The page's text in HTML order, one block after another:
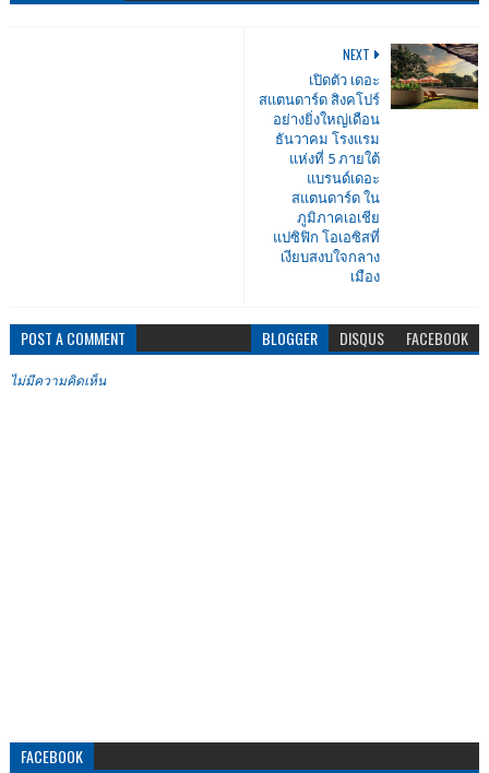
NEXT
เปิดตัว เดอะ
สแตนดาร์ด สิงคโปร์
อย่างยิ่งใหญ่เดือน
ธันวาคม โรงแรม
แห่งที่ 5 ภายใต้
แบรนด์เดอะ
สแตนดาร์ด ใน
ภูมิภาคเอเชีย
แปซิฟิก โอเอซิสที่
เงียบสงบใจกลาง
เมือง
POST A COMMENT BLOGGER DISQUS FACEBOOK
ไม่มีความคิดเห็น
FACEBOOK